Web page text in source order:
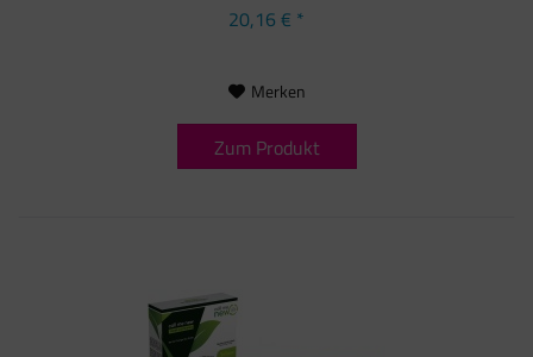
20,16 € *
Merken
Zum Produkt